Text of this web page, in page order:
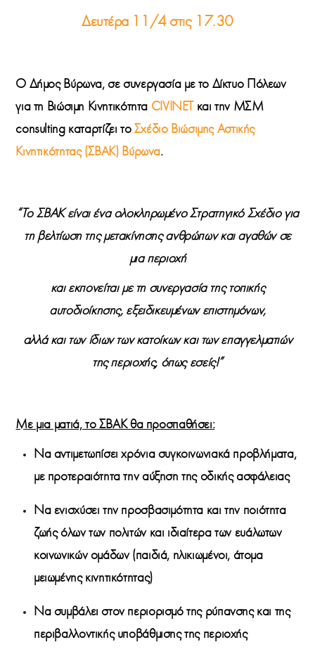
Δευτέρα 11/4 στις 17.30
O Δήμος Βύρωνα, σε συνεργασία με το Δίκτυο Πόλεων
για τη Βιώσιμη Κινητικότητα CIVINET και την ΜΣΜ
consultingκαταρτίζει το Σχέδιο Βιώσιμης Αστικής
Κινητικότητας (ΣΒΑΚ) Βύρωνα.
“Το ΣΒΑΚ είναι ένα ολοκληρωμένο Στρατηγικό Σχέδιο για
τη βελτίωση της μετακίνησης ανθρώπων και αγαθών σε
μια περιοχή
και εκπονείται με τη συνεργασία της τοπικής
αυτοδιοίκησης, εξειδικευμένων επιστημόνων,
αλλά και των ίδιων των κατοίκων και των επαγγελματιών
της περιοχής, όπως εσείς!”
Με μια ματιά, το ΣΒΑΚ θα προσπαθήσει:
Να αντιμετωπίσει χρόνια συγκοινωνιακά προβλήματα,
με προτεραιότητα την αύξηση της οδικής ασφάλειας
Να ενισχύσει την προσβασιμότητα και την ποιότητα
ζωήςόλων των πολιτών και ιδιαίτερα των ευάλωτων
κοινωνικών ομάδων (παιδιά, ηλικιωμένοι, άτομα
μειωμένης κινητικότητας)
Να συμβάλει στον περιορισμό της ρύπανσης και της
περιβαλλοντικής υποβάθμισης της περιοχής